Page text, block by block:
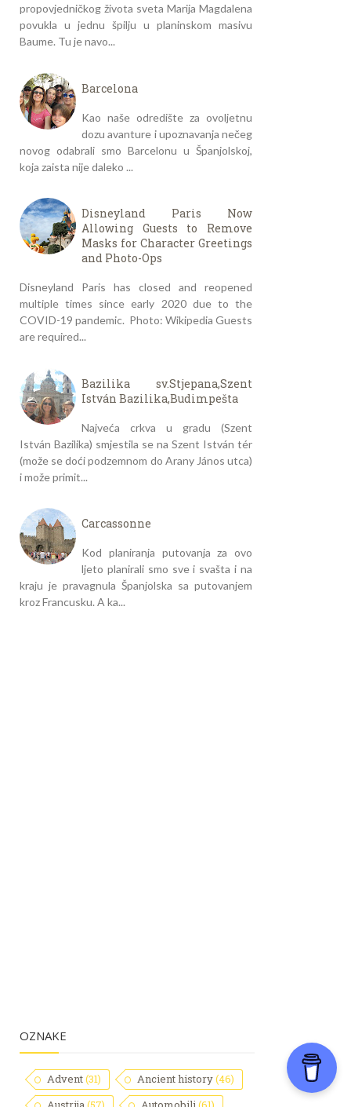
propovjedničkog života sveta Marija Magdalena
povukla u jednu špilju u planinskom masivu
Baume. Tu je navo...
Barcelona
Kao naše odredište za ovoljetnu
dozu avanture i upoznavanja nečeg
novog odabrali smo Barcelonu u Španjolskoj,
koja zaista nije daleko ...
Disneyland Paris Now
Allowing Guests to Remove
Masks for Character Greetings
and Photo-Ops
Disneyland Paris has closed and reopened
multiple times since early 2020 due to the
COVID-19 pandemic. Photo: Wikipedia Guests
are required...
Bazilika sv.Stjepana,Szent
István Bazilika,Budimpešta
Najveća crkva u gradu (Szent
István Bazilika) smjestila se na Szent István tér
(može se doći podzemnom do Arany János utca)
i može primit...
Carcassonne
Kod planiranja putovanja za ovo
ljeto planirali smo sve i svašta i na
kraju je pravagnula Španjolska sa putovanjem
kroz Francusku. A ka...
OZNAKE
Advent(31) Ancient history(46)